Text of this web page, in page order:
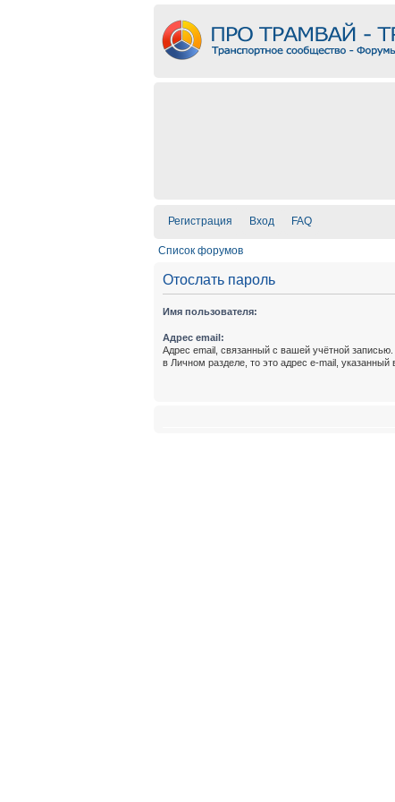
Регистрация Вход FAQ
Список форумов
Отослать пароль
Имя пользователя:
Адрес email:
Адрес email, связанный с вашей учётной
в Личном разделе, то это адрес e-mail, указанный